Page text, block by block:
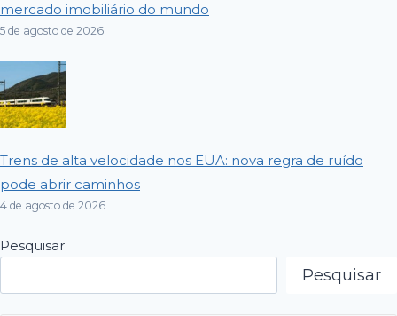
mercado imobiliário do mundo
5 de agosto de 2026
Trens de alta velocidade nos EUA: nova regra de ruído
pode abrir caminhos
4 de agosto de 2026
Pesquisar
Pesquisar